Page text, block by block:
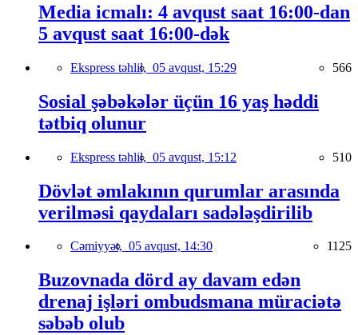
Media icmalı: 4 avqust saat 16:00-dan
5 avqust saat 16:00-dək
Ekspress təhlil, 05 avqust, 15:29 566
Sosial şəbəkələr üçün 16 yaş həddi
tətbiq olunur
Ekspress təhlil, 05 avqust, 15:12 510
Dövlət əmlakının qurumlar arasında
verilməsi qaydaları sadələşdirilib
Cəmiyyət, 05 avqust, 14:30 1125
Buzovnada dörd ay davam edən
drenaj işləri ombudsmana müraciətə
səbəb olub